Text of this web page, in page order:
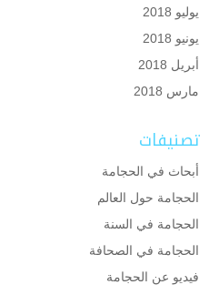
يوليو 2018
يونيو 2018
أبريل 2018
مارس 2018
تصنيفات
أبحاث في الحجامة
الحجامة حول العالم
الحجامة في السنة
الحجامة في الصحافة
فيديو عن الحجامة